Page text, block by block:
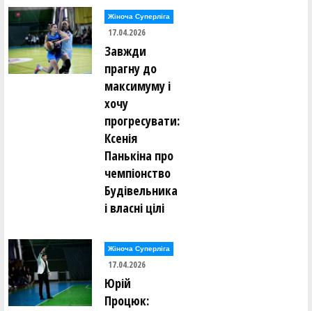
Жіноча Суперліга
17.04.2026
Завжди
прагну до
максимуму і
хочу
прогресувати:
Ксенія
Панькіна про
чемпіонство
Будівельника
і власні цілі
Жіноча Суперліга
17.04.2026
Юрій
Процюк: